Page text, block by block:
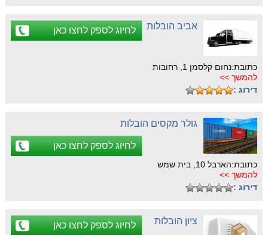
אביב הובלות לחיוג לספק לחצו כאן
כתובת:נחום קלסמן 1, רחובות
להמשך >>
דירוג :
גולר מקסים הובלות
לחיוג לספק לחצו כאן
כתובת:הארבל 10, בית שמש
להמשך >>
דירוג :
ציון הובלות לחיוג לספק לחצו כאן